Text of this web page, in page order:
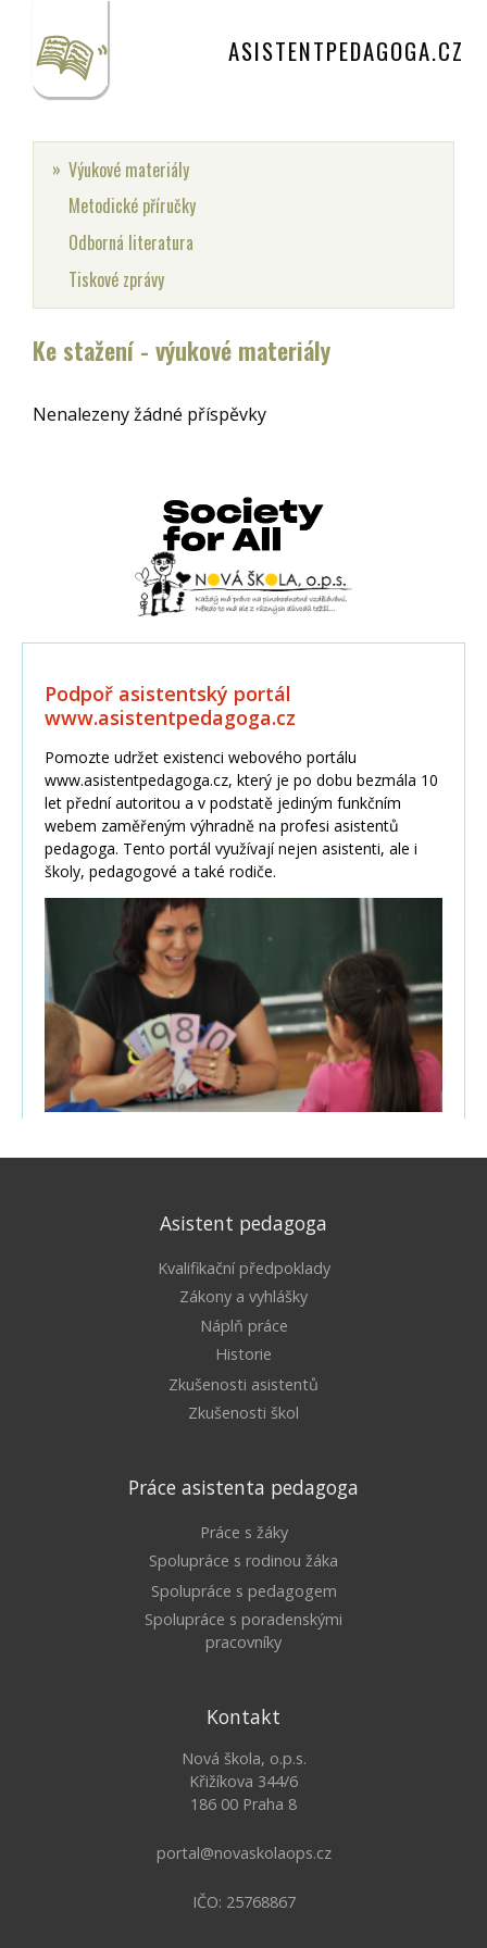
ASISTENTPEDAGOGA.CZ
Výukové materiály
Metodické příručky
Odborná literatura
Tiskové zprávy
Ke stažení - výukové materiály
Nenalezeny žádné příspěvky
Asistent pedagoga
Kvalifikační předpoklady
Zákony a vyhlášky
Náplň práce
Historie
Zkušenosti asistentů
Zkušenosti škol
Práce asistenta pedagoga
Práce s žáky
Spolupráce s rodinou žáka
Spolupráce s pedagogem
Spolupráce s poradenskými
pracovníky
Kontakt
Nová škola, o.p.s.
Křižíkova 344/6
186 00 Praha 8
portal@novaskolaops.cz
IČO: 25768867